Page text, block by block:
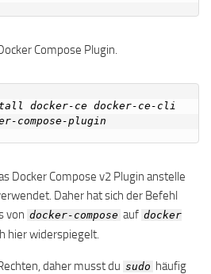
Compose Plugin.
docker-ce docker-ce-cli
Docker Compose v2 Plugin anstelle
Daher hat sich der Befehl
von docker-compose auf docker
hier widerspiegelt.
daher musst du sudo häufig